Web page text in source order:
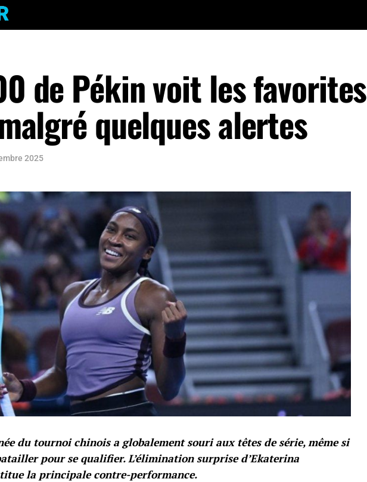
de Pékin voit les favorites
quelques alertes
2025
du tournoi chinois a globalement souri aux têtes de série, même si
pour se qualifier. L’élimination surprise d’Ekaterina
la principale contre-performance.